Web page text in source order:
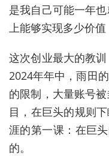
是我自己可能一年
上能够实现多少价
这次创业最大的教训
2024年年中，雨田
的限制，大量账号
目，在巨头的规则
涯的第一课：在巨
的。